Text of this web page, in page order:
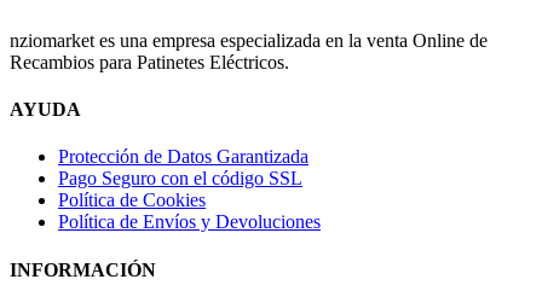
nziomarket es una empresa especializada en la venta Online de
Recambios para Patinetes Eléctricos.
AYUDA
Protección de Datos Garantizada
Pago Seguro con el código SSL
Política de Cookies
Política de Envíos y Devoluciones
INFORMACIÓN